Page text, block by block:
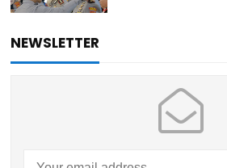
NEWSLETTER